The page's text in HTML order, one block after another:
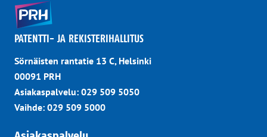
PATENTTI- JA REKISTERIHALLITUS
Sörnäisten rantatie 13 C, Helsinki
00091 PRH
Asiakaspalvelu: 029 509 5050
Vaihde: 029 509 5000